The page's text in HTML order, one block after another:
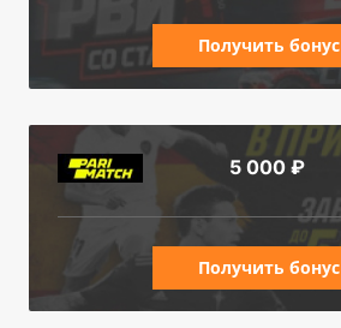
Получить бонус
5 000 ₽
Получить бонус